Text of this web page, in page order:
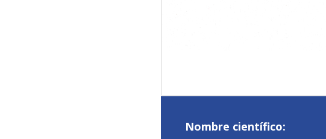
Nombre científico: